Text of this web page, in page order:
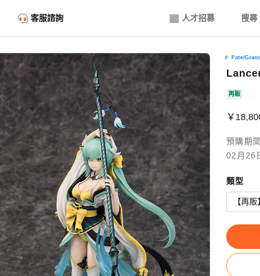
人才招募 搜尋
客服諮詢
Fate/
再販
￥
預購期
02月26
類型